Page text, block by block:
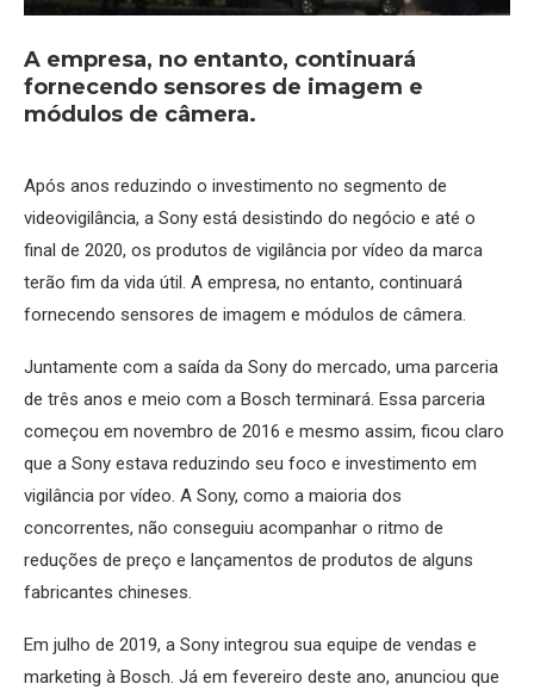
A empresa, no entanto, continuará
fornecendo sensores de imagem e
módulos de câmera.
Após anos reduzindo o investimento no segmento de
videovigilância, a Sony está desistindo do negócio e até o
final de 2020, os produtos de vigilância por vídeo da marca
terão fim da vida útil. A empresa, no entanto, continuará
fornecendo sensores de imagem e módulos de câmera.
Juntamente com a saída da Sony do mercado, uma parceria
de três anos e meio com a Bosch terminará. Essa parceria
começou em novembro de 2016 e mesmo assim, ficou claro
que a Sony estava reduzindo seu foco e investimento em
vigilância por vídeo. A Sony, como a maioria dos
concorrentes, não conseguiu acompanhar o ritmo de
reduções de preço e lançamentos de produtos de alguns
fabricantes chineses.
Em julho de 2019, a Sony integrou sua equipe de vendas e
marketing à Bosch. Já em fevereiro deste ano, anunciou que